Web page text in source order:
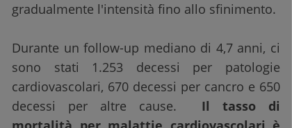
gradualmente l'intensità fino allo sfinimento.
Durante un follow-up mediano di 4,7 anni, ci
sono stati 1.253 decessi per patologie
cardiovascolari, 670 decessi per cancro e 650
decessi per altre cause. Il tasso di